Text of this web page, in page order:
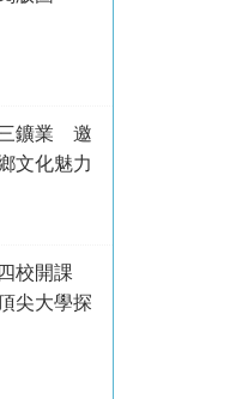
鑛業 邀
文化魅力
校開課
尖大學探